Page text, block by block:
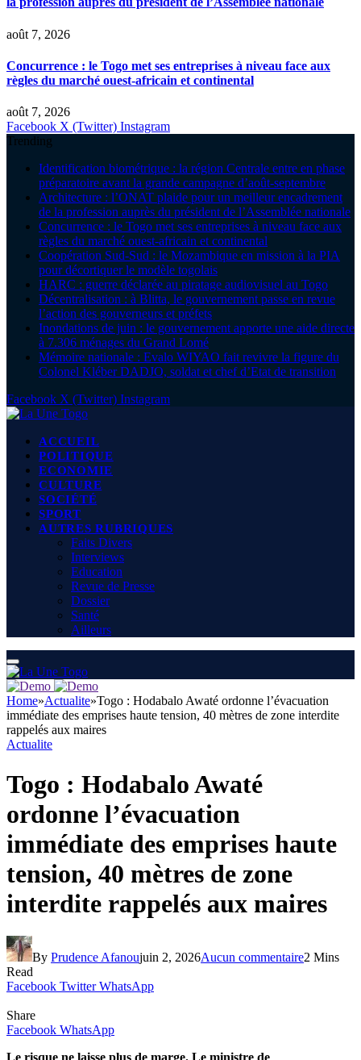
août 7, 2026
Concurrence : le Togo met ses entreprises à niveau face aux
règles du marché ouest-africain et continental
août 7, 2026
Facebook X (Twitter) Instagram
Trending
Identification biométrique : la région Centrale entre en phase
préparatoire avant la grande campagne d’août-septembre
Architecture : l’ONAT plaide pour un meilleur encadrement
de la profession auprès du président de l’Assemblée nationale
Concurrence : le Togo met ses entreprises à niveau face aux
règles du marché ouest-africain et continental
Coopération Sud-Sud : le Mozambique en mission à la PIA
pour décortiquer le modèle togolais
HARC : guerre déclarée au piratage audiovisuel au Togo
Décentralisation : à Blitta, le gouvernement passe en revue
l’action des gouverneurs et préfets
Inondations de juin : le gouvernement apporte une aide directe
à 7.306 ménages du Grand Lomé
Mémoire nationale : Evalo WIYAO fait revivre la figure du
Colonel Kléber DADJO, soldat et chef d’Etat de transition
Facebook X (Twitter) Instagram
ACCUEIL
POLITIQUE
ECONOMIE
CULTURE
SOCIÉTÉ
SPORT
AUTRES RUBRIQUES
Faits Divers
Interviews
Education
Revue de Presse
Dossier
Santé
Ailleurs
Home»Actualite»Togo : Hodabalo Awaté ordonne l’évacuation
immédiate des emprises haute tension, 40 mètres de zone interdite
rappelés aux maires
Actualite
Togo : Hodabalo Awaté
ordonne l’évacuation
immédiate des emprises haute
tension, 40 mètres de zone
interdite rappelés aux maires
By Prudence Afanoujuin 2, 2026Aucun commentaire2 Mins
Read
Facebook Twitter WhatsApp
Share
Facebook WhatsApp
Le risque ne laisse plus de marge. Le ministre de